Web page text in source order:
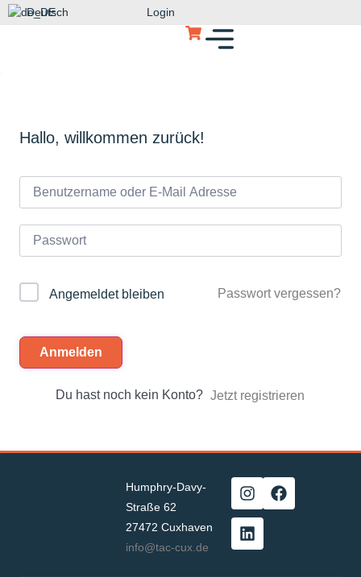
Deutsch Login
Hallo, willkommen zurück!
Angemeldet bleiben Passwort vergessen?
Anmelden
Du hast noch kein Konto? Jetzt registrieren
Humphry-Davy-
Straße 62
27472 Cuxhaven
info@tac-cux.de